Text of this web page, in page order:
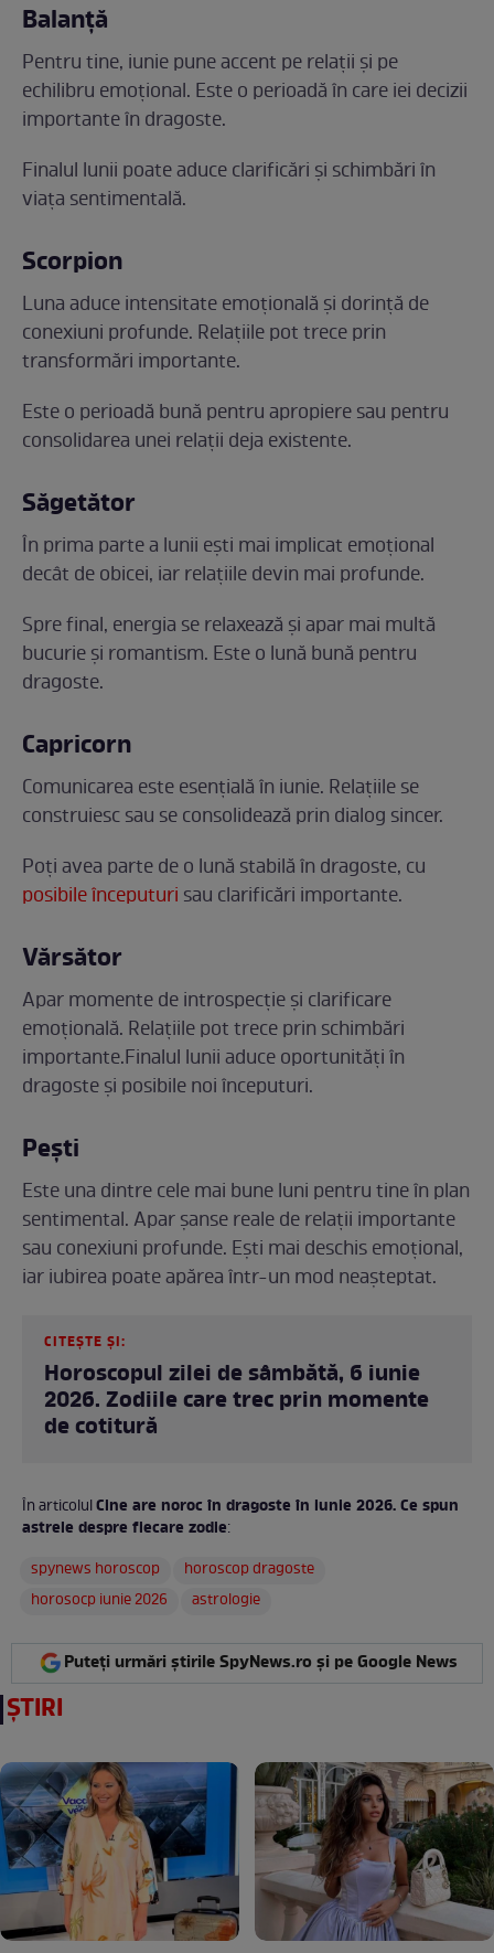
Balanță
Pentru tine, iunie pune accent pe relații și pe
echilibru emoțional. Este o perioadă în care iei decizii
importante în dragoste.
Finalul lunii poate aduce clarificări și schimbări în
viața sentimentală.
Scorpion
Luna aduce intensitate emoțională și dorință de
conexiuni profunde. Relațiile pot trece prin
transformări importante.
Este o perioadă bună pentru apropiere sau pentru
consolidarea unei relații deja existente.
Săgetător
În prima parte a lunii ești mai implicat emoțional
decât de obicei, iar relațiile devin mai profunde.
Spre final, energia se relaxează și apar mai multă
bucurie și romantism. Este o lună bună pentru
dragoste.
Capricorn
Comunicarea este esențială în iunie. Relațiile se
construiesc sau se consolidează prin dialog sincer.
Poți avea parte de o lună stabilă în dragoste, cu
posibile începuturi sau clarificări importante.
Vărsător
Apar momente de introspecție și clarificare
emoțională. Relațiile pot trece prin schimbări
importante.Finalul lunii aduce oportunități în
dragoste și posibile noi începuturi.
Pești
Este una dintre cele mai bune luni pentru tine în plan
sentimental. Apar șanse reale de relații importante
sau conexiuni profunde. Ești mai deschis emoțional,
iar iubirea poate apărea într-un mod neașteptat.
CITEȘTE ȘI:
Horoscopul zilei de sâmbătă, 6 iunie
2026. Zodiile care trec prin momente
de cotitură
În articolulCine are noroc în dragoste în iunie 2026. Ce spun
astrele despre fiecare zodie:
spynews horoscop
horoscop dragoste
horosocp iunie 2026
astrologie
Puteți urmări știrile SpyNews.ro și pe Google News
ȘTIRI